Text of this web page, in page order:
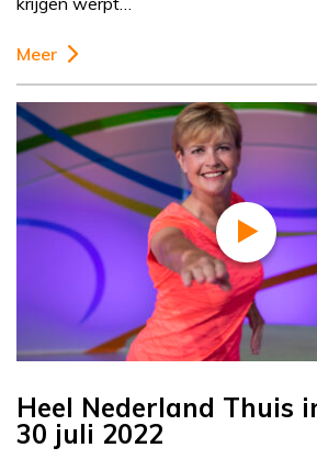
Meer
Heel Nederland Thuis
30 juli 2022